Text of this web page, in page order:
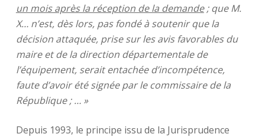
un mois après la réception de la demande; que M.
X… n’est, dès lors, pas fondé à soutenir que la
décision attaquée, prise sur les avis favorables du
maire et de la direction départementale de
l’équipement, serait entachée d’incompétence,
faute d’avoir été signée par le commissaire de la
République ; … »
Depuis 1993, le principe issu de la Jurisprudence